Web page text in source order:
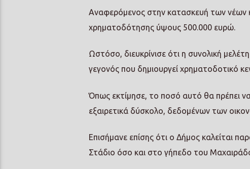
Αναφερόμενος στην κατασκευή των νέων
χρηματοδότησης ύψους 500.000 ευρώ.
Ωστόσο, διευκρίνισε ότι η συνολική
γεγονός που δημιουργεί χρηματοδοτικό
Όπως εκτίμησε, το ποσό αυτό θα πρέπει
εξαιρετικά δύσκολο, δεδομένων των
Επισήμανε επίσης ότι ο Δήμος καλείται
Στάδιο όσο και στο γήπεδο του